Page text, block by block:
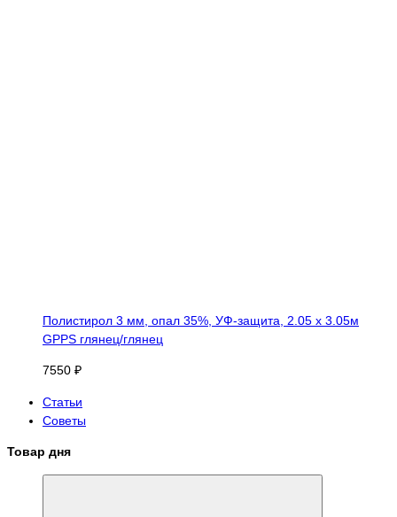
Полистирол 3 мм, опал 35%, УФ-защита, 2.05 х 3.05м
GPPS глянец/глянец
7550 ₽
Статьи
Советы
Товар дня